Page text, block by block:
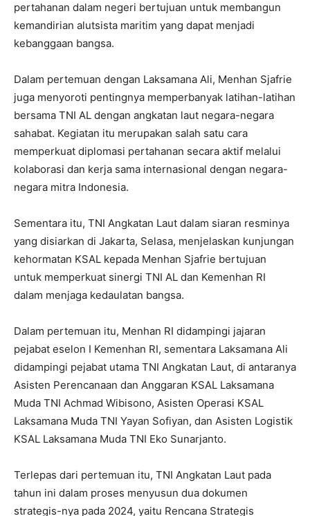
pertahanan dalam negeri bertujuan untuk membangun
kemandirian alutsista maritim yang dapat menjadi
kebanggaan bangsa.
Dalam pertemuan dengan Laksamana Ali, Menhan Sjafrie
juga menyoroti pentingnya memperbanyak latihan-latihan
bersama TNI AL dengan angkatan laut negara-negara
sahabat. Kegiatan itu merupakan salah satu cara
memperkuat diplomasi pertahanan secara aktif melalui
kolaborasi dan kerja sama internasional dengan negara-
negara mitra Indonesia.
Sementara itu, TNI Angkatan Laut dalam siaran resminya
yang disiarkan di Jakarta, Selasa, menjelaskan kunjungan
kehormatan KSAL kepada Menhan Sjafrie bertujuan
untuk memperkuat sinergi TNI AL dan Kemenhan RI
dalam menjaga kedaulatan bangsa.
Dalam pertemuan itu, Menhan RI didampingi jajaran
pejabat eselon I Kemenhan RI, sementara Laksamana Ali
didampingi pejabat utama TNI Angkatan Laut, di antaranya
Asisten Perencanaan dan Anggaran KSAL Laksamana
Muda TNI Achmad Wibisono, Asisten Operasi KSAL
Laksamana Muda TNI Yayan Sofiyan, dan Asisten Logistik
KSAL Laksamana Muda TNI Eko Sunarjanto.
Terlepas dari pertemuan itu, TNI Angkatan Laut pada
tahun ini dalam proses menyusun dua dokumen
strategis-nya pada 2024, yaitu Rencana Strategis